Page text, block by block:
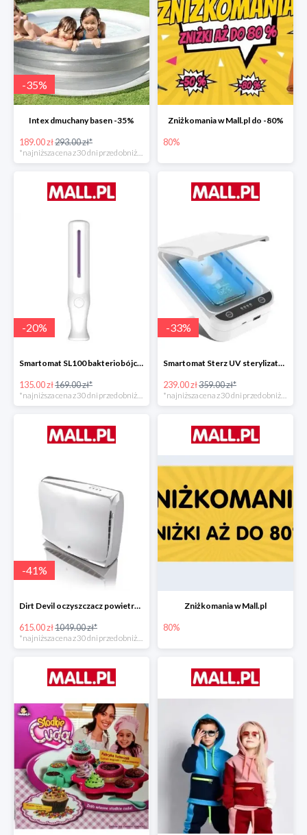
-35%
Intex dmuchany basen -35%
189.00 zł293.00 zł*
Zniżkomania w Mall.pl do -80%
80%
-20%
Smartomat SL100 bakteriobójcza lampa UV -20%
135.00 zł169.00 zł*
-33%
Smartomat Sterz UV sterylizator -33%
239.00 zł359.00 zł*
-41%
Dirt Devil oczyszczacz powietrza Pureza 350 -41%
615.00 zł1049.00 zł*
*najniższa cena z 30 dni przed obniżką
Zniżkomania w Mall.pl
80%